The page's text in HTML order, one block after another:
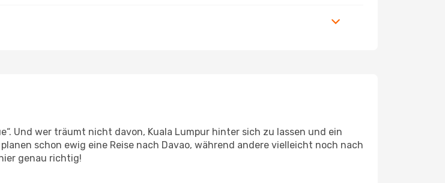
Und wer träumt nicht davon, Kuala Lumpur hinter sich zu lassen und ein
schon ewig eine Reise nach Davao, während andere vielleicht noch nach
genau richtig!